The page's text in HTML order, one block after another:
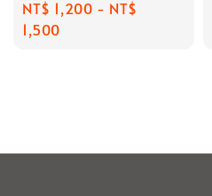
Regular
price
NT$ 1,200 - NT$
1,500